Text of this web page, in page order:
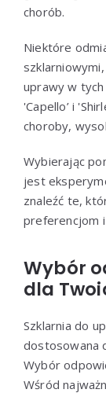
chorób.
Niektóre
uprawy w tych
'Capello’ i
choroby,
Wybierając
jest
znaleźć te,
preferencjom
Wybór
dla
Szklarnia do
dostosowana
Wybór
Wśród